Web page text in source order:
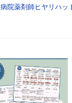
病院薬剤師ヒヤリハッ